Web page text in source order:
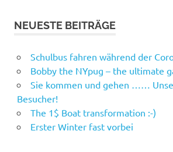
NEUESTE BEITRÄGE
Schulbus fahren während der
Bobby the NYpug – the ultimate
Sie kommen und gehen ……
Besucher!
The 1$ Boat transformation :-)
Erster Winter fast vorbei